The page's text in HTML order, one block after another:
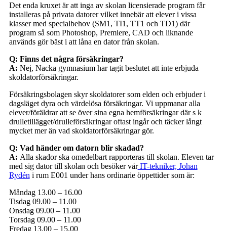
Det enda kruxet är att inga av skolan licensierade program får
installeras på privata datorer vilket innebär att elever i vissa
klasser med specialbehov (SM1, TI1, TT1 och TD1) där
program så som Photoshop, Premiere, CAD och liknande
används gör bäst i att låna en dator från skolan.
Q: Finns det några försäkringar?
A: Nej, Nacka gymnasium har tagit beslutet att inte erbjuda
skoldatorförsäkringar.
Försäkringsbolagen skyr skoldatorer som elden och erbjuder i
dagsläget dyra och värdelösa försäkringar. Vi uppmanar alla
elever/föräldrar att se över sina egna hemförsäkringar där s k
drulletillägget/drulleförsäkringar oftast ingår och täcker långt
mycket mer än vad skoldatorförsäkringar gör.
Q: Vad händer om datorn blir skadad?
A: Alla skador ska omedelbart rapporteras till skolan. Eleven tar
med sig dator till skolan och besöker vårIT-tekniker, Johan
Rydén i rum E001 under hans ordinarie öppettider som är:
Måndag 13.00 – 16.00
Tisdag 09.00 – 11.00
Onsdag 09.00 – 11.00
Torsdag 09.00 – 11.00
Fredag 13.00 – 15.00